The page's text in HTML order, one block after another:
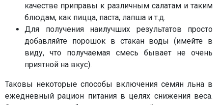
качестве приправы к различным салатам и таким
блюдам, как пицца, паста, лапша и т.д.
Для получения наилучших результатов просто
добавляйте порошок в стакан воды (имейте в
виду, что получаемая смесь бывает не очень
приятной на вкус).
Таковы некоторые способы включения семян льна в
ежедневный рацион питания в целях снижения веса.